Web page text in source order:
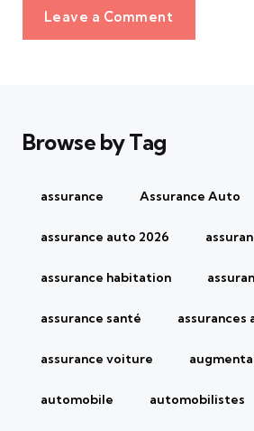
Leave a Comment
Browse by Tag
assurance Assurance Auto
assurance auto 2026
assurance habitation
assurance santé assurances
assurance voiture
automobile automobilistes